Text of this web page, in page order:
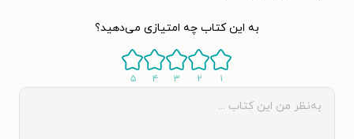
به این کتاب چه امتیازی می‌دهید؟
۱ ۲ ۳ ۴ ۵